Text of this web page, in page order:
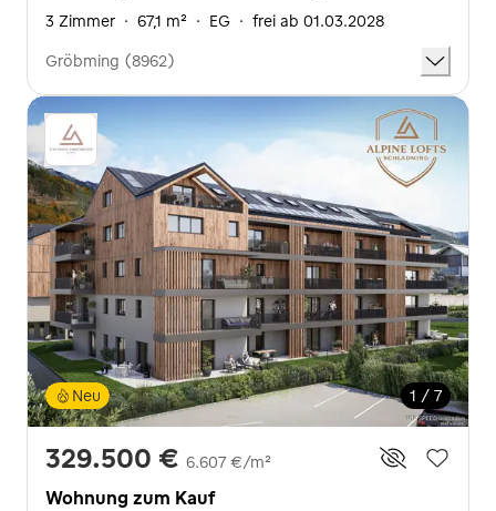
3 Zimmer · 67,1 m² · EG · frei ab 01.03.2028
Gröbming (8962)
1 / 7
Neu
329.500 € 6.607 €/m²
Wohnung zum Kauf